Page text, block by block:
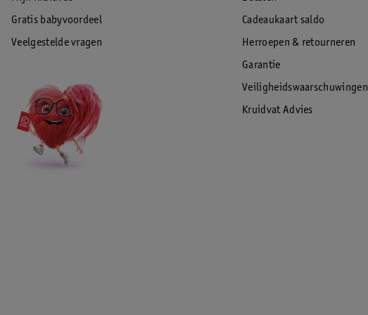
Gratis babyvoordeel
Veelgestelde vragen
Cadeaukaart saldo
Herroepen & retourneren
Garantie
Veiligheidswaarschuwingen
Kruidvat Advies